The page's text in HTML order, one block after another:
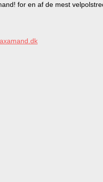
for en af de mest